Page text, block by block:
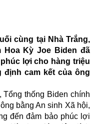
cùng tại Nhà Trắng,
Kỳ Joe Biden đã
lợi cho hàng triệu
định cam kết của ông
Tổng thống Biden chính
bằng An sinh Xã hội,
đến đảm bảo phúc lợi